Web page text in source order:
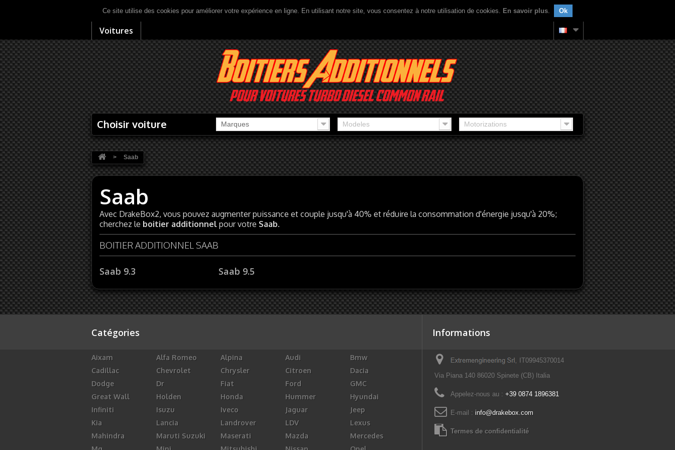
Ce site utilise des cookies pour améliorer votre expérience en ligne. En utilisant notre site, vous consentez à notre utilisation de cookies. En savoir plus. Ok
Voitures
Choisir voiture Marques Modeles Motorizations
> Saab
Saab
Avec DrakeBox2, vous pouvez augmenter puissance et couple jusqu'à 40% et réduire la consommation d'énergie jusqu'à 20%;
cherchez le boitier additionnel pour votre Saab.
BOITIER ADDITIONNEL SAAB
Saab 9.3 Saab 9.5
Catégories
Aixam Alfa Romeo Alpina Audi
Bmw
Cadillac
Chevrolet Chrysler Citroen
Dacia
Dodge
Dr Fiat Ford
GMC
Great Wall
Holden Honda Hummer
Hyundai
Infiniti
Isuzu Iveco Jaguar
Jeep
Kia
Lancia Landrover LDV
Lexus
Mahindra
Maruti Suzuki Maserati Mazda
Mercedes
Informations
IT09945370014
Via Piana 140 86020 Spinete (CB) Italia
Appelez-nous au :+39 0874 1896381
E-mail :info@drakebox.com
Termes de confidentialité